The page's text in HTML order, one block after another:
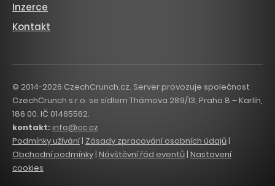
Inzerce
Kontakt
© 2014-2026 CzechCrunch.cz. Server provozuje společnost
CzechCrunch s.r.o. se sídlem Thámova 289/13, Praha 8 – Karlín,
186 00. IČ 01465562.
kontakt:info@cc.cz
Podmínky užívání| Zásady zpracování osobních údajů |
Obchodní podmínky | Návštěvní řád eventů | Nastavení
cookies